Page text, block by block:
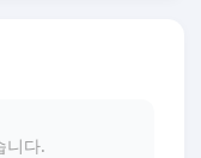
니다.